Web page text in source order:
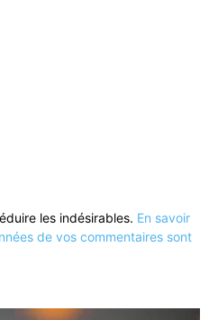
les indésirables. En savoir
de vos commentaires sont